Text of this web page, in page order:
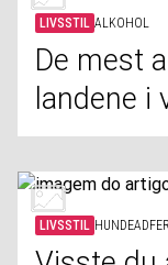
LIVSSTIL ALKOHOL
De mest
landene i
LIVSSTIL